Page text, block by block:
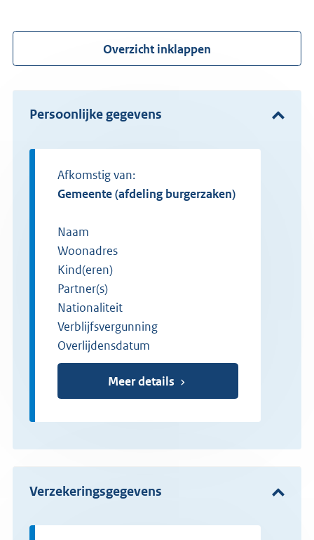
Overzicht inklappen
Persoonlijke gegevens
Afkomstig van:
gemeente (afdeling burgerzaken)
Naam
Woonadres
Kind(eren)
Partner(s)
Nationaliteit
Verblijfsvergunning
Overlijdensdatum
Meer details
Verzekeringsgegevens